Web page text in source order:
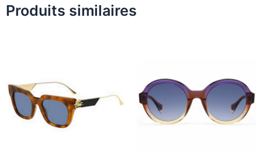
Produits similaires